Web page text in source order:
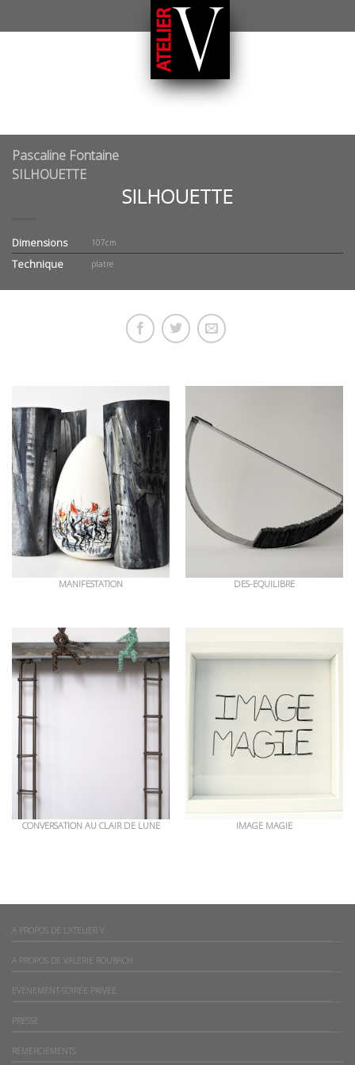
Pascaline Fontaine
SILHOUETTE
SILHOUETTE
Dimensions 107cm
Technique platre
MANIFESTATION DES-EQUILIBRE
CONVERSATION AU CLAIR DE LUNE IMAGE MAGIE
A PROPOS DE L’ATELIER V
A PROPOS DE VALÉRIE ROUBACH
EVÈNEMENT-SOIRÉE PRIVÉE
PRESSE
REMERCIEMENTS